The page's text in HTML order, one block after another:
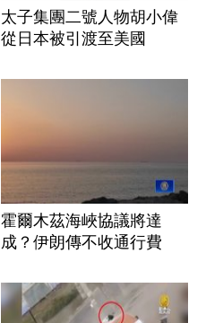
太子集團二號人物胡小偉
從日本被引渡至美國
霍爾木茲海峽協議將達
成？伊朗傳不收通行費